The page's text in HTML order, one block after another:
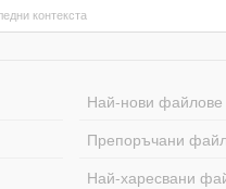
контекста
Най-нови файлове
Препоръчани
Най-харесвани